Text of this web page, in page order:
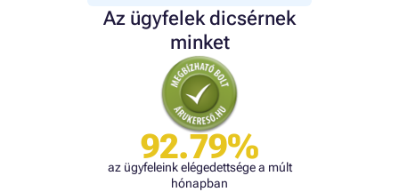
Az ügyfelek dicsérnek
minket
92.79%
az ügyfeleink elégedettsége a múlt
hónapban